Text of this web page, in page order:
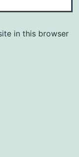
in this browser